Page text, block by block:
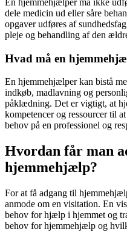
En hjemmehjælper må ikke
dele medicin ud eller såre
opgaver udføres af
pleje og behandling af den
Hvad må en
En hjemmehjælper kan bistå
indkøb, madlavning og
påklædning. Det er vigtigt, at
kompetencer og ressourcer til
behov på en professionel og
Hvordan får man
hjemmehjælp?
For at få adgang til
anmode om en visitation. En
behov for hjælp i hjemmet og
behov for hjemmehjælp og